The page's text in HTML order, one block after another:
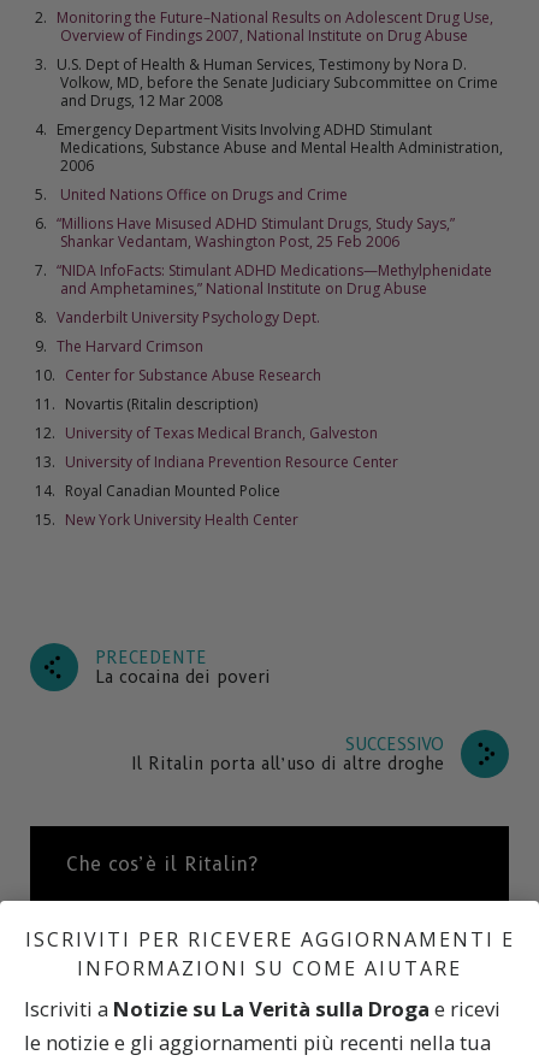
Monitoring the Future–National Results on Adolescent Drug Use,
Overview of Findings 2007, National Institute on Drug Abuse
U.S. Dept of Health & Human Services, Testimony by Nora D.
Volkow, MD, before the Senate Judiciary Subcommittee on Crime
and Drugs, 12 Mar 2008
Emergency Department Visits Involving ADHD Stimulant
Medications, Substance Abuse and Mental Health Administration,
2006
United Nations Office on Drugs and Crime
“Millions Have Misused ADHD Stimulant Drugs, Study Says,”
Shankar Vedantam, Washington Post, 25 Feb 2006
“NIDA InfoFacts: Stimulant ADHD Medications—Methylphenidate
and Amphetamines,” National Institute on Drug Abuse
Vanderbilt University Psychology Dept.
The Harvard Crimson
Center for Substance Abuse Research
Novartis (Ritalin description)
University of Texas Medical Branch, Galveston
University of Indiana Prevention Resource Center
Royal Canadian Mounted Police
New York University Health Center
PRECEDENTE
La cocaina dei poveri
SUCCESSIVO
Il Ritalin porta all’uso di altre droghe
Che cos’è il Ritalin?
Come comincia l’abuso di Ritalin
ISCRIVITI PER RICEVERE AGGIORNAMENTI E
INFORMAZIONI SU COME AIUTARE
Iscriviti a Notizie su La Verità sulla Droga e ricevi
le notizie e gli aggiornamenti più recenti nella tua